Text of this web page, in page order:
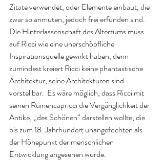
Zitate verwendet, oder Elemente einbaut, die
zwar so anmuten, jedoch frei erfunden sind.
Die Hinterlassenschaft des Altertums muss
auf Ricci wie eine unerschöpfliche
Inspirationsquelle gewirkt haben, denn
zumindest kreiert Ricci keine phantastische
Architektur; seine Architekturen sind
vorstellbar.  Es wäre möglich, dass Ricci mit
seinen Ruinencapricci die Vergänglichkeit der
Antike, „des Schönen“ darstellen wollte, die
bis zum 18. Jahrhundert unangefochten als
der Höhepunkt der menschlichen
Entwicklung angesehen wurde.